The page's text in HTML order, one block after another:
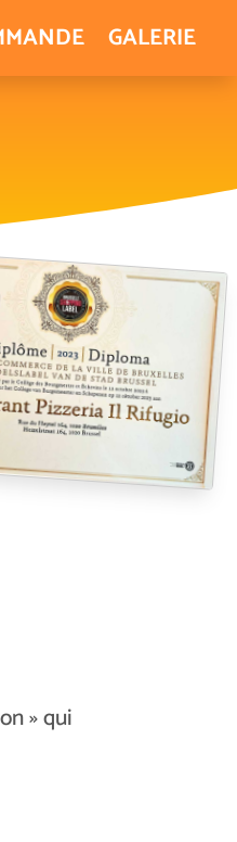
GALERIE
» qui